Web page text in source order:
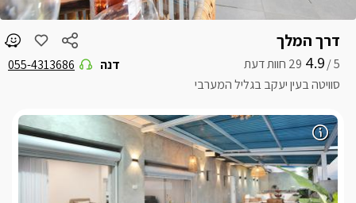
דרך המלך
5 /
4.9
סוויטה בעין יעקב בגליל המערבי
דנה 055-4313686